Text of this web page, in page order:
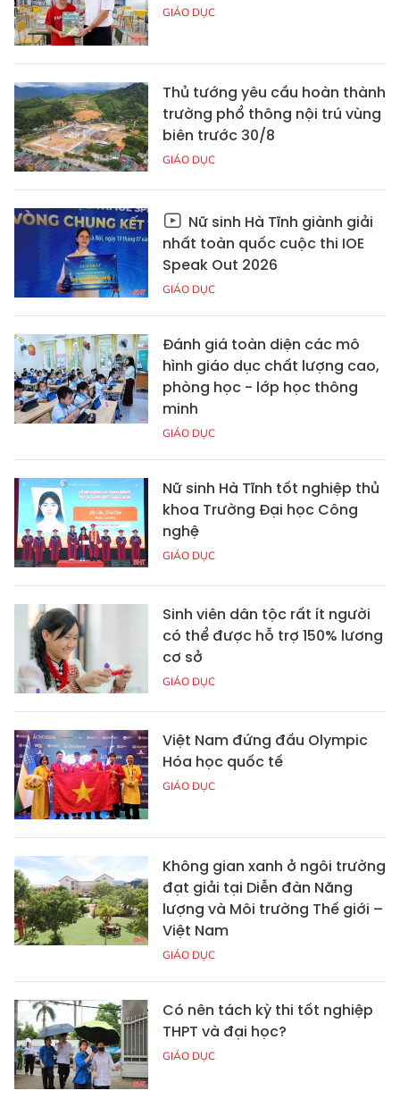
GIÁO DỤC
Thủ tướng yêu cầu hoàn thành
trường phổ thông nội trú vùng
biên trước 30/8
GIÁO DỤC
Nữ sinh Hà Tĩnh giành giải
nhất toàn quốc cuộc thi IOE
Speak Out 2026
GIÁO DỤC
Đánh giá toàn diện các mô
hình giáo dục chất lượng cao,
phòng học - lớp học thông
minh
GIÁO DỤC
Nữ sinh Hà Tĩnh tốt nghiệp thủ
khoa Trường Đại học Công
nghệ
GIÁO DỤC
Sinh viên dân tộc rất ít người
có thể được hỗ trợ 150% lương
cơ sở
GIÁO DỤC
Việt Nam đứng đầu Olympic
Hóa học quốc tế
GIÁO DỤC
Không gian xanh ở ngôi trường
đạt giải tại Diễn đàn Năng
lượng và Môi trường Thế giới –
Việt Nam
GIÁO DỤC
Có nên tách kỳ thi tốt nghiệp
THPT và đại học?
GIÁO DỤC